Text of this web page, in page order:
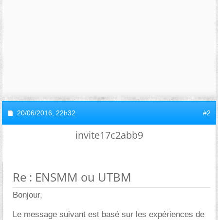
20/06/2016, 22h32 #2
invite17c2abb9
Re : ENSMM ou UTBM
Bonjour,
Le message suivant est basé sur les expériences de